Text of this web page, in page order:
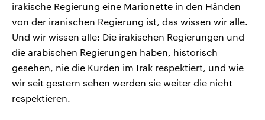
irakische Regierung eine Marionette in den Händen
von der iranischen Regierung ist, das wissen wir alle.
Und wir wissen alle: Die irakischen Regierungen und
die arabischen Regierungen haben, historisch
gesehen, nie die Kurden im Irak respektiert, und wie
wir seit gestern sehen werden sie weiter die nicht
respektieren.